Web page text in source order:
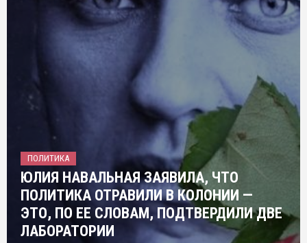
ПОЛИТИКА
ЮЛИЯ НАВАЛЬНАЯ ЗАЯВИЛА, ЧТО
ПОЛИТИКА ОТРАВИЛИ В КОЛОНИИ —
ЭТО, ПО ЕЕ СЛОВАМ, ПОДТВЕРДИЛИ ДВЕ
ЛАБОРАТОРИИ